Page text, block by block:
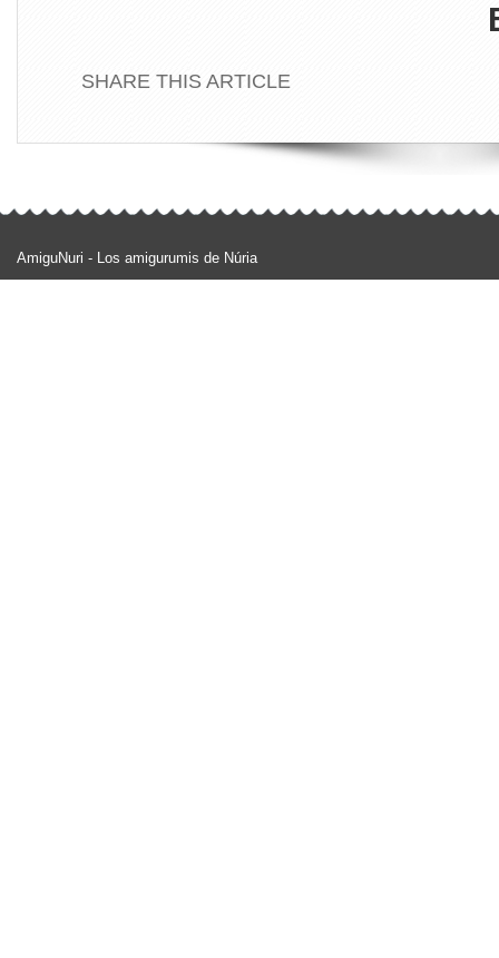
SHARE THIS ARTICLE
AmiguNuri - Los amigurumis de Núria